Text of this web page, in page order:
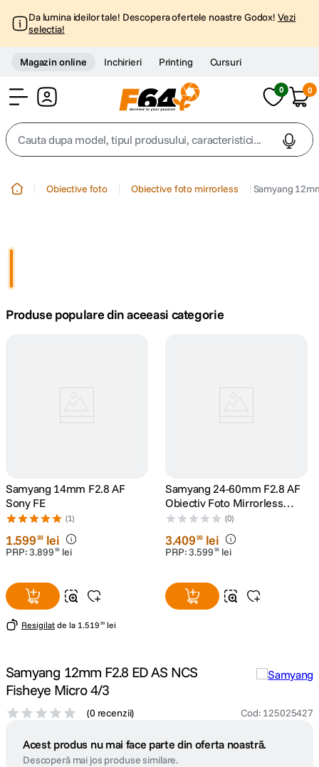
Da lumina ideilor tale! Descopera ofertele noastre Godox! Vezi
selectia!
Magazin online Inchirieri Printing Cursuri
0 0
Cauta dupa model, tipul produsului, caracteristici...
4. peak design
9. dji mic mini
10. dji osmo pocket 4
Obiective foto Obiective foto mirrorless Samyang
Produse populare din aceeasi categorie
Samyang 14mm F2.8 AF
Sony FE
(1)
1.59999 lei
PRP:3.899 99 lei
Resigilat de la 1 .519 99 lei
Samyang 24-60mm F2.8 AF
Obiectiv Foto Mirrorless
Montura Sony E
(0)
3.40999 lei
PRP:3.599 99 lei
Samyang 12mm F2.8 ED AS NCS
Fisheye Micro 4/3
(0 recenzii) Cod: 125025427
Acest produs nu mai face parte din oferta noastră.
Descoperă mai jos produse similare.